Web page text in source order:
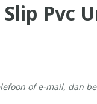
T28Pvc
of e-mail, dan